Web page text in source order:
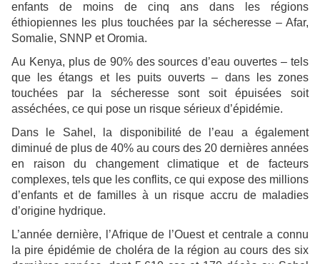
enfants de moins de cinq ans dans les régions
éthiopiennes les plus touchées par la sécheresse – Afar,
Somalie, SNNP et Oromia.
Au Kenya, plus de 90% des sources d’eau ouvertes – tels
que les étangs et les puits ouverts – dans les zones
touchées par la sécheresse sont soit épuisées soit
asséchées, ce qui pose un risque sérieux d’épidémie.
Dans le Sahel, la disponibilité de l’eau a également
diminué de plus de 40% au cours des 20 dernières années
en raison du changement climatique et de facteurs
complexes, tels que les conflits, ce qui expose des millions
d’enfants et de familles à un risque accru de maladies
d’origine hydrique.
L’année dernière, l’Afrique de l’Ouest et centrale a connu
la pire épidémie de choléra de la région au cours des six